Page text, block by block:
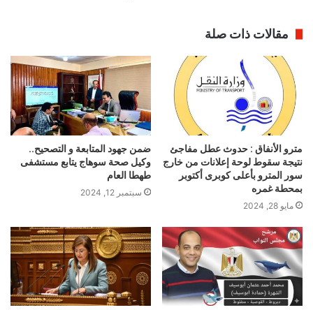
مقالات ذات صلة
مترو الأنفاق : حدوث عطل مفاجئ
نتيجة سقوط لوحة إعلانات من خارج
سور المترو بأعلى كوبرى أكتوبر
بمحطة غمره
مايو 28, 2024
ضمن جهود المتابعة و التصحيح..
وكيل صحة سوهاج يتابع مستشفى
طهطا العام
سبتمبر 12, 2024